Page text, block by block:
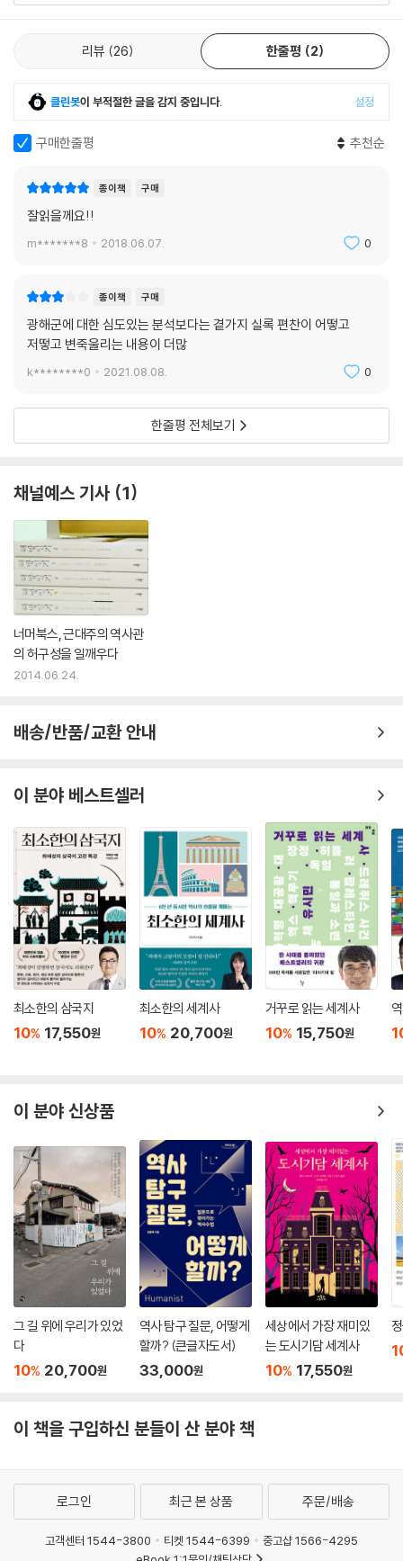
쩔 수 없는 죽음의 문제를 비롯해 우연이 빚어내는 서사를 들려준다.
대를 살았던 사람들에 대한 진실이 담긴 이야기다. 이 책은 그 전모를 크게
정치세력이나 정책 모두 선조 후반부터 다루는데, 이 시기는 북인 중심으
로 정치세력이 형성되지만 서인, 남인들도 활발하게 활동하는 시기이다.
새로운 국왕은 즉위하자마자 1년여 동안 친형 임해군을 진도로 귀양 보냈
다가 강화에서 죽였고, 아버지 선조의 유신에게 죽음을 내렸다. 불쾌하고
정을 위해 대동법을 추진했고, 백성들은 지지했다. 왕실과 집권 북인은 이
정을 떠나든지 귀양을 갔다.
주하면서 타 정치세력을 배제하는 시기이다. 대동법은 물 건너갔고, 궁궐
새 궁궐을 지으라고 한다. 경연은 문을 닫은 지 오래여서 위아래가 소통하
지 않는다. 광해군은 경연 대신 죄인을 심문하는 추국청으로 나간다. 실록
위한다. 이이첨을 위시한 신하들은 권력과 잇속만 챙기고, 광해군의 멘토
3기는 1617, 18년부터 계해반정까지이다. 드디어 불안한 정치 때문에 북
인 세력 내에서도 이탈 현상이 나타나고, 이탈하지 않은 자들은 서로 싸운
다. 윤선도는 이이첨을 비판하고, 허균은 동지 이이첨에게 죽임을 당한다.
관직도, 상벌도, 과거급제도 다 판다. 남은 것은 궁궐 공사이다. 후금의 움
직임이 심상치 않음에도 불구하고 관심은 말뿐이다. 군량미도 궁궐 공사비
로 쓴다. 심지어 심하 전투 이후, 전사자와 부상자 집안에 주라고 명나라 황
제가 준 은 1만 냥조차 공사비로 쓴다. 이제 이 딱한 상황에 대한 안타까움
이 차츰 반정 뒤에 살아야 할 사람들에 대한 안쓰러움으로 바뀐다.
“그들은 다시 농사를 지어야 했고, 바닥 난 재정을 긁어모아 나라를 운영해
야 했으며, 후세를 낳고 기르고 가르쳐야 했다. 무너진 사회의 기강을 세워
어야 했다. 그러다가 미처 여력이 없던 차에 닥친 침략에 허둥대기도 하고
어갔을 것이다.”- 에필로그 중에서
선조 말, 전쟁의 후유증도 아물어갔고, 농경지 조사를 통해서 불균등한 세
금부과를 완화시켜 민생이 숨통을 텄고 탈루된 세금을 찾아 재정에 보탤
수 있었다. 어느 역사에서 보이듯이 사리사욕을 공론에 감추는 자들도 있
었지만, 더 공정한 태도로 정치에 임하는 사람도 있어 조금만 노력하면 그
런대로 살만한 세상을 만들 수 있는 상황이었다. 그런데 왜 그랬을까?
이렇게 민생과 재정의 안정, 건강한 정치, 풍요로운 문화의 창출, 변동하는
국제정세에 대한 능동적 대처 등 너무도 절박하고 중요했던 그 시기를 이
렇게 허망하게 보내버렸다. 아니 그냥 보내버린 것이 아니라 악화된 채로
선조 승하 후 14일 만에 귀양을 간 임해군. 그는 다음해 강화에서 싸늘한
시신으로 발견된다. 반역을 꾀한 역모라고 보기에는 너무도 빈곤한 관련자
들과 무기들. 새로운 정치(新政) 초기 넉 달을 매달린 옥사치고는 너무 미
미했다. 칼 20자루, 활 10개 …… 그리고 퇴직 군인 몇 명. 차츰 이 옥사와
임해군의 죽음에 광해군이 관련되어 있다고 사람들은 믿기 시작했다. 임해
군 옥사는 명나라를 자극하고, 결국 조선과 명나라의 외교 관계에서 뇌물
수수라는 전례를 만들어낸다.
2장 가는 사람 오는 사람
가늠해보려는 것이다. 동서, 남북, 대북과 소북의 분리를 간략히 살피고,
물이었던 정인홍(鄭仁弘)의 등장과 최후를 본다. 유영경은 광해군-정인
홍-이이첨으로 이어지는 권력의 라인에 맞서 자신이 영창대군과 결탁하
여 권세를 이어가고 싶었던 모양이지만, 정치권력은 부리는 이에 따라 사
욕(私慾)에 의해 움직이기도 하지만 공기(公器)이기도 하다는 사실을 잊
리뷰 26 한줄평 2
클린봇이 부적절한 글을 감지 중입니다. 설정
구매한줄평 추천순
종이책 구매
잘읽을께요!!
m*******8 2018.06.07. 0
종이책 구매
광해군에 대한 심도있는 분석보다는 곁가지 실록 편찬이 어떻고
저떻고 변죽울리는 내용이 더많
k********0 2021.08.08. 0
한줄평 전체보기
채널예스 기사 1
너머북스, 근대주의 역사관
의 허구성을 일깨우다
2014.06.24.
배송/반품/교환 안내
이 분야 베스트셀러
최소한의 삼국지
10% 17,550원
최소한의 세계사
10% 20,700원
거꾸로 읽는 세계사
10% 15,750원
이 분야 신상품
그 길 위에 우리가 있었
다
10% 20,700원
역사 탐구 질문, 어떻게
할까? (큰글자도서)
33,000원
세상에서 가장 재미있
는 도시기담 세계사
10% 17,550원
이 책을 구입하신 분들이 산 분야 책
로그인 최근 본 상품 주문/배송
고객센터 1544-3800 티켓 1544-6399
중고샵 1566-4295